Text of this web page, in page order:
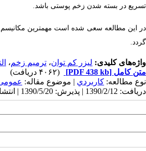
تسریع در بسته شدن زخم پوستی باشد.
در این مطالعه سعی شده است مهمترین مکانیسم
گردد.
واژه‌های کلیدی: لیزر کم توان، ترمیم زخم،
متن کامل [PDF 438 kb]
(۴۰۶۲ دریافت)
نوع مطالعه: كاربردي | موضوع مقاله:
دریافت: 1390/2/12 | پذیرش: 1390/5/20 | انتشار: 1390/7/23